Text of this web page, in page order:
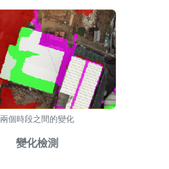
兩個時段之間的變化
變化檢測